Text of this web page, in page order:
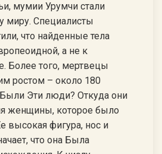
мумии Урумчи стали
миру. Специалисты
что найденные тела
а не к
Более того, мертвецы
ростом – около 180
Эти люди? Откуда они
женщины, которое было
высокая фигура, нос и
что она Была